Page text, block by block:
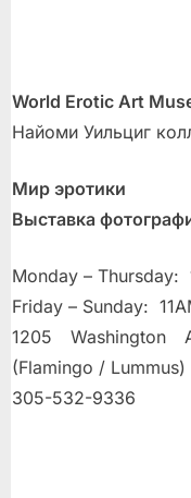
World Erotic Art
Найоми Уильциг
Мир эротики
Выставка
Monday – Thursday:
Friday – Sunday:
1205 Washington
(Flamingo / Lummus)
305-532-9336